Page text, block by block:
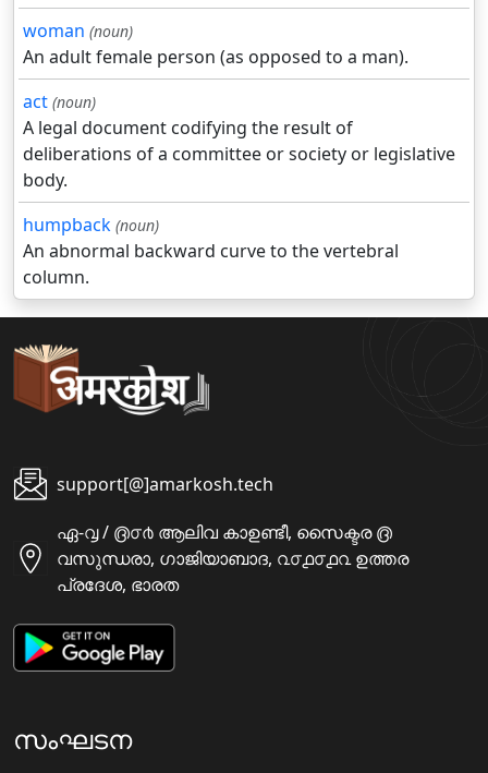
woman (noun)
An adult female person (as opposed to a man).
act (noun)
A legal document codifying the result of
deliberations of a committee or society or legislative
body.
humpback (noun)
An abnormal backward curve to the vertebral
column.
support[@]amarkosh.tech
ഏ-൮ / ൫൦൪ ആലിവ കാഉണ്ടീ, സൈക്ടര ൫
വസുന്ധരാ, ഗാജിയാബാദ, ൨൦൧൦൧൨ ഉത്തര
പ്രദേശ, ഭാരത
സംഘടന